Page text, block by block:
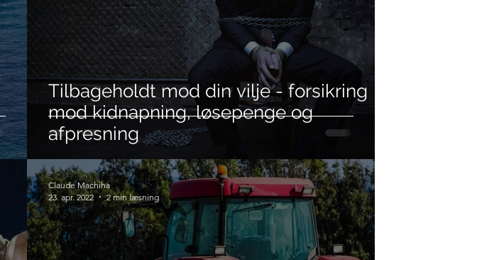
Tilbageholdt mod din vilje - forsikring
mod kidnapning, løsepenge og
afpresning
Claude Machiha
23. apr. 2022
2 min læsning